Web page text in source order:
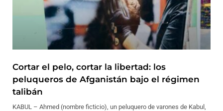
Cortar el pelo, cortar la libertad: los
peluqueros de Afganistán bajo el régimen
talibán
KABUL – Ahmed (nombre ficticio), un peluquero de varones de Kabul,